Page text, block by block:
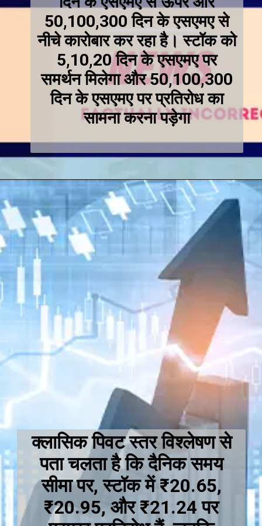
50,100,300 दिन के एसएमए से
नीचे कारोबार कर रहा है। स्टॉक को
5,10,20 दिन के एसएमए पर
समर्थन मिलेगा और 50,100,300
दिन के एसएमए पर प्रतिरोध का
सामना करना पड़ेगा
क्लासिक पिवट स्तर विश्लेषण से
पता चलता है कि दैनिक समय
सीमा पर, स्टॉक में ₹20.65,
₹20.95, और ₹21.24 पर